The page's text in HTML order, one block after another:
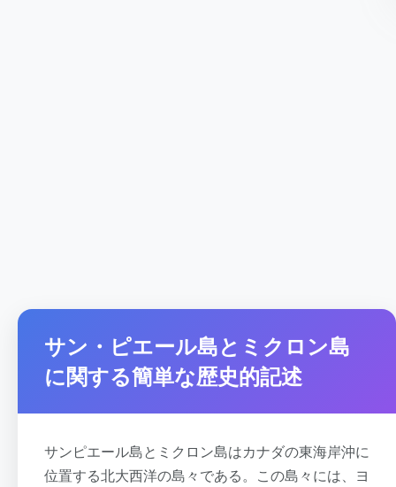
サン・ピエール島とミクロン島
に関する簡単な歴史的記述
サンピエール島とミクロン島はカナダの東海岸沖に
位置する北大西洋の島々である。この島々には、ヨ